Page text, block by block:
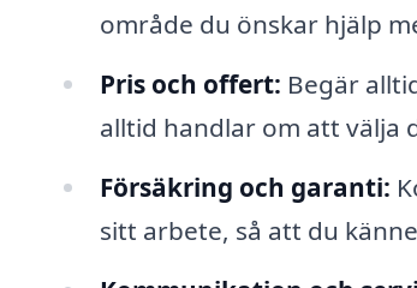
område du önskar hjälp
Pris och offert: Begär
alltid handlar om att välja
Försäkring och garanti:
sitt arbete, så att du